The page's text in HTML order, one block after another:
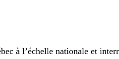
à l’échelle nationale et